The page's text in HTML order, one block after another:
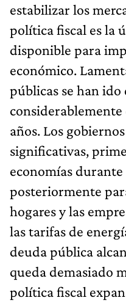
estabilizar los
política fiscal es la
disponible para
económico.
públicas se han
años. Los
significativas,
economías
posteriormente
hogares y las
las tarifas de
deuda pública
queda demasiado
política fiscal